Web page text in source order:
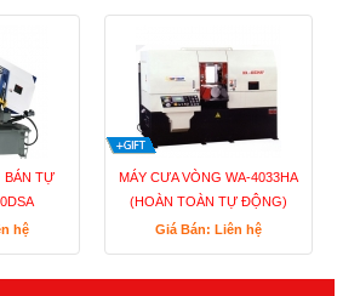
BÁN TỰ
hệ
MÁY CƯA VÒNG WA-4033HA
(HOÀN TOÀN TỰ ĐỘNG)
Giá Bán: Liên hệ